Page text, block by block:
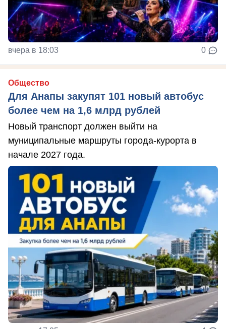
вчера в 18:03 0
Общество
Для Анапы закупят 101 новый автобус
более чем на 1,6 млрд рублей
Новый транспорт должен выйти на
муниципальные маршруты города-курорта в
начале 2027 года.